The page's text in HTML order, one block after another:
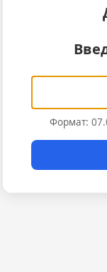
Формат: